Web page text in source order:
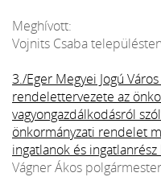
Meghívott:
Vojnits Csaba
3./Eger Megyei Jogú
rendelettervezete az
vagyongazdálkodásról
önkormányzati rendelet
ingatlanok és
Vágner Ákos polgármester